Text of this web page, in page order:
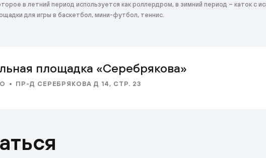
в летний период используется как роллердром, в зимний период – каток с
для игры в баскетбол, мини-футбол, теннис.
площадка «Серебрякова»
ПР-Д СЕРЕБРЯКОВА Д 14, СТР. 23